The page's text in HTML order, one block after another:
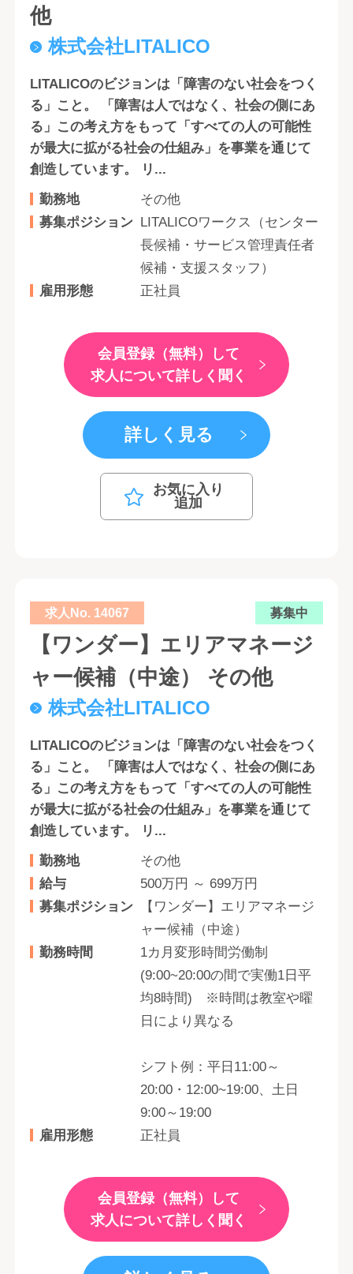
他
株式会社LITALICO
LITALICOのビジョンは「障害のない社会をつく
る」こと。 「障害は人ではなく、社会の側にあ
る」この考え方をもって「すべての人の可能性
が最大に拡がる社会の仕組み」を事業を通じて
創造しています。 リ...
勤務地
その他
募集ポジション
LITALICOワークス（センター
長候補・サービス管理責任者
候補・支援スタッフ）
雇用形態
正社員
会員登録（無料）して
求人について詳しく聞く
詳しく見る
お気に入り
追加
求人No. 14067 募集中
【ワンダー】エリアマネージ
ャー候補（中途） その他
株式会社LITALICO
LITALICOのビジョンは「障害のない社会をつく
る」こと。 「障害は人ではなく、社会の側にあ
る」この考え方をもって「すべての人の可能性
が最大に拡がる社会の仕組み」を事業を通じて
創造しています。 リ...
勤務地
その他
給与
500万円 ～ 699万円
募集ポジション
【ワンダー】エリアマネージ
ャー候補（中途）
勤務時間
1カ月変形時間労働制
(9:00~20:00の間で実働1日平
均8時間) ※時間は教室や曜
日により異なる
シフト例：平日11:00～
20:00・12:00~19:00、土日
9:00～19:00
雇用形態
正社員
会員登録（無料）して
求人について詳しく聞く